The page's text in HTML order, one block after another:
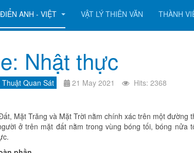
ANH - VIỆT VẬT LÝ THIÊN VĂN THÀNH
Nhật thực
Thuật Quan Sát 21 May 2021 Hits: 2368
Mặt Trăng và Mặt Trời nằm chính xác trên một đường
ở trên mặt đất nằm trong vùng bóng tối, bóng nửa